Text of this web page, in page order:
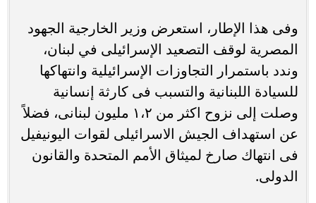
وفى هذا الإطار، استعرض وزير الخارجية الجهود
المصرية لوقف التصعيد الإسرائيلى في لبنان،
وندد باستمرار التجاوزات الإسرائيلية وانتهاكها
للسيادة اللبنانية والتسبب فى كارثة إنسانية
وصلت إلى نزوح اكثر من ١،٢ مليون لبنانى، فضلاً
عن استهداف الجيش الاسرائيلى لقوات اليونيفيل
فى انتهاك صارخ لميثاق الأمم المتحدة والقانون
الدولى.